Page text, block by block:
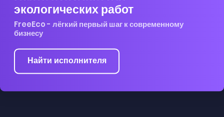
экологических работ
FreeEco - лёгкий первый шаг к современному
бизнесу
Найти исполнителя